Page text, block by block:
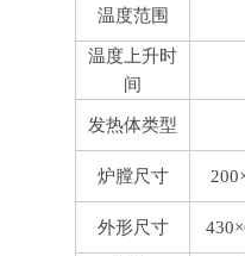
温度范围
温度上升时
间
发热体类型
炉膛尺寸
外形尺寸